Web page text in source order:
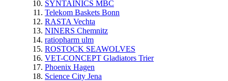
SYNTAINICS MBC
Telekom Baskets Bonn
RASTA Vechta
NINERS Chemnitz
ratiopharm ulm
ROSTOCK SEAWOLVES
VET-CONCEPT Gladiators Trier
Phoenix Hagen
Science City Jena